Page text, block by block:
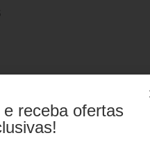
receba ofertas